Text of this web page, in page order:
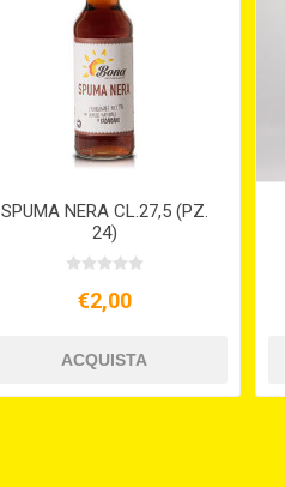
SPUMA NERA CL.27,5 (PZ.
24)
€2,00